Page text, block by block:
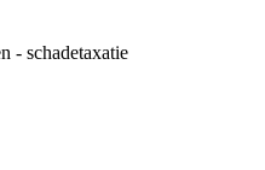
- schadetaxatie